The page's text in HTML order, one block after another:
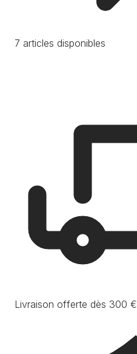
7 articles disponibles
Livraison offerte dès 300 €